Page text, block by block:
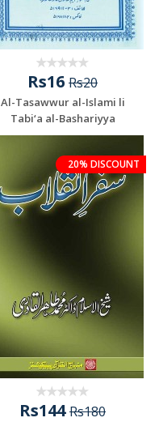
Rs16 Rs20
Al-Tasawwur al-Islami li
Tabi‘a al-Bashariyya
20% DISCOUNT
Rs144Rs180